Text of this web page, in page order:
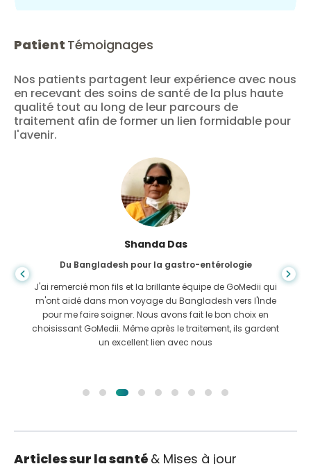
Patient Témoignages
Nos patients partagent leur expérience avec nous
en recevant des soins de santé de la plus haute
qualité tout au long de leur parcours de
traitement afin de former un lien formidable pour
l'avenir.
Shanda Das
Du Bangladesh pour la gastro-entérologie
J'ai remercié mon fils et la brillante équipe de GoMedii qui
m'ont aidé dans mon voyage du Bangladesh vers l'Inde
pour me faire soigner. Nous avons fait le bon choix en
choisissant GoMedii. Même après le traitement, ils gardent
un excellent lien avec nous
Articles sur la santé & Mises à jour